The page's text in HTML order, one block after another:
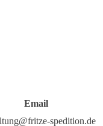
Email
spedition.de